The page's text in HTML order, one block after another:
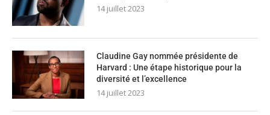
14 juillet 2023
Claudine Gay nommée présidente de
Harvard : Une étape historique pour la
diversité et l’excellence
14 juillet 2023